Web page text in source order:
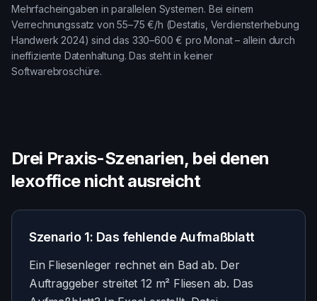
Mehrfacheingaben in parallelen Systemen. Bei einem
Verrechnungssatz von 55–75 €/h (Destatis, Verdiensterhebung
Handwerk 2024) sind das 330–600 € pro Monat – allein durch
ineffiziente Datenhaltung. Das steht in keiner
Softwarebroschüre.
Drei Praxis-Szenarien, bei denen
lexoffice nicht ausreicht
Szenario 1: Das fehlende Aufmaßblatt
Ein Fliesenleger rechnet ein Bad ab. Der
Auftraggeber streitet 12 m² Fliesen ab. Das